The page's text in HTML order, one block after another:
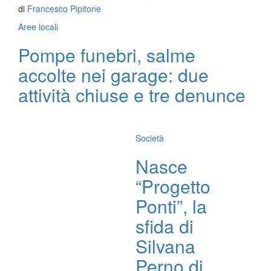
di Francesco Pipitone
Aree locali
Pompe funebri, salme
accolte nei garage: due
attività chiuse e tre denunce
Società
Nasce
“Progetto
Ponti”, la
sfida di
Silvana
Perno di